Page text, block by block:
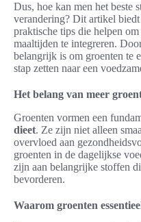
Dus, hoe kan men het beste
verandering? Dit artikel
praktische tips die helpen
maaltijden te integreren.
belangrijk is om groenten te
stap zetten naar een
Het belang van meer
Groenten vormen een
dieet. Ze zijn niet alleen
overvloed aan
groenten in de dagelijkse
zijn aan belangrijke stoffen
bevorderen.
Waarom groenten